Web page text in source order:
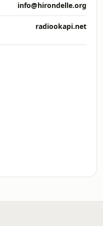
info@hirondelle.org
radiookapi.net